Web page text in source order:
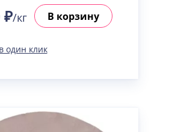
₽/кг В корзину
один клик